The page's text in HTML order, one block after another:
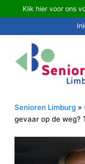
Klik hier voor ons
Senioren Limburg »
gevaar op de weg?